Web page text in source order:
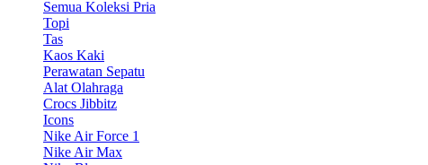
Semua Koleksi Pria
Topi
Tas
Kaos Kaki
Perawatan Sepatu
Alat Olahraga
Crocs Jibbitz
Icons
Nike Air Force 1
Nike Air Max